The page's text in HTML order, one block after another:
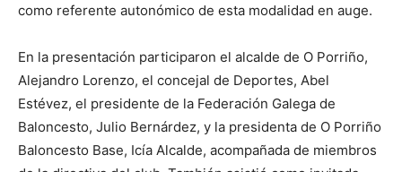
como referente autonómico de esta modalidad en auge.
En la presentación participaron el alcalde de O Porriño,
Alejandro Lorenzo, el concejal de Deportes, Abel
Estévez, el presidente de la Federación Galega de
Baloncesto, Julio Bernárdez, y la presidenta de O Porriño
Baloncesto Base, Icía Alcalde, acompañada de miembros